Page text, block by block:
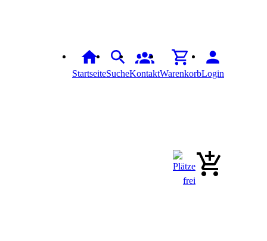
StartseiteSucheKontaktWarenkorbLogin